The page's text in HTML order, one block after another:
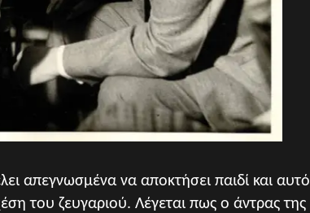
απεγνωσμένα να αποκτήσει παιδί και αυτό
του ζευγαριού. Λέγεται πως ο άντρας της